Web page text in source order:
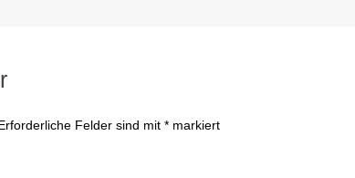
Felder sind mit * markiert